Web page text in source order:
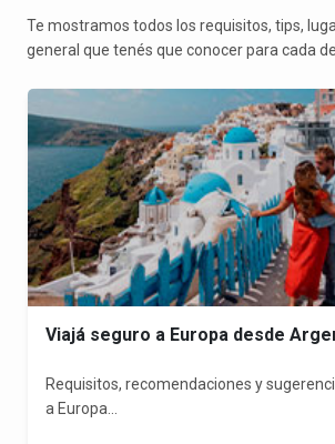
Te mostramos todos los requisitos, tips,
general que tenés que conocer para cada
Viajá seguro a Europa desde
Requisitos, recomendaciones y
a Europa...